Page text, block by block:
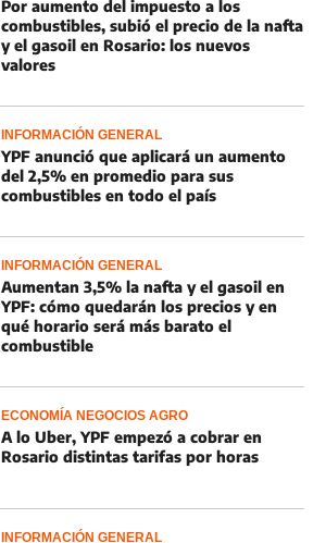
Por aumento del impuesto a los
combustibles, subió el precio de la nafta
y el gasoil en Rosario: los nuevos
valores
INFORMACIÓN GENERAL
YPF anunció que aplicará un aumento
del 2,5% en promedio para sus
combustibles en todo el país
INFORMACIÓN GENERAL
Aumentan 3,5% la nafta y el gasoil en
YPF: cómo quedarán los precios y en
qué horario será más barato el
combustible
ECONOMÍA NEGOCIOS AGRO
A lo Uber, YPF empezó a cobrar en
Rosario distintas tarifas por horas
INFORMACIÓN GENERAL